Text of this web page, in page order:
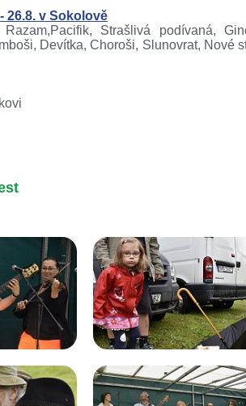
26.8. v Sokolově
Strašlivá podívaná,
Devítka, Choroši, Slunovrat, Nové